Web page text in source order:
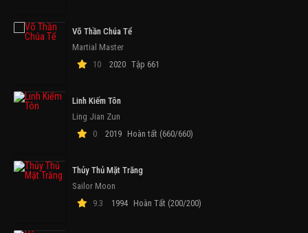
Võ Thần Chúa Tể
Martial Master
10
2020 Tập 661
Linh Kiếm Tôn
Ling Jian Zun
0
2019 Hoàn tất (660/660)
Thủy Thủ Mặt Trăng
Sailor Moon
9.3
1994 Hoàn Tất (200/200)